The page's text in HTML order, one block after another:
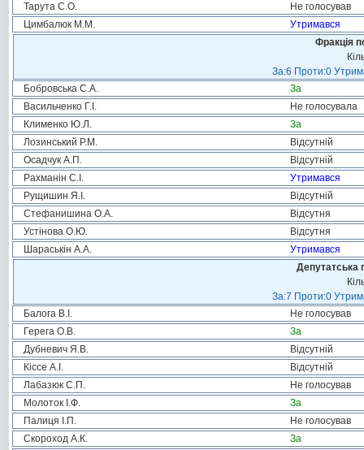
Тарута С.О.
Не голосував
Цимбалюк М.М.
Утримався
Фракція
За:6 Проти:0
Бобровська С.А.
За
Васильченко Г.І.
Не голосувала
Клименко Ю.Л.
За
Лозинський Р.М.
Відсутній
Осадчук А.П.
Відсутній
Рахманін С.І.
Утримався
Рущишин Я.І.
Відсутній
Стефанишина О.А.
Відсутня
Устінова О.Ю.
Відсутня
Шараськін А.А.
Утримався
Депутатська
За:7 Проти:0
Балога В.І.
Не голосував
Герега О.В.
За
Дубневич Я.В.
Відсутній
Кіссе А.І.
Відсутній
Лабазюк С.П.
Не голосував
Молоток І.Ф.
За
Палиця І.П.
Не голосував
Скороход А.К.
За